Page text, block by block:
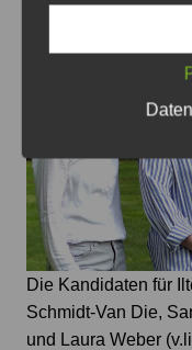
Die Kandidaten für
Schmidt-Van Die,
und Laura Weber